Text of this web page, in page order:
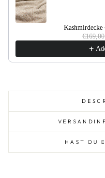
€169,00
HAST DU